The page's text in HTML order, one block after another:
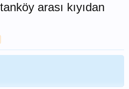
arası kıyıdan